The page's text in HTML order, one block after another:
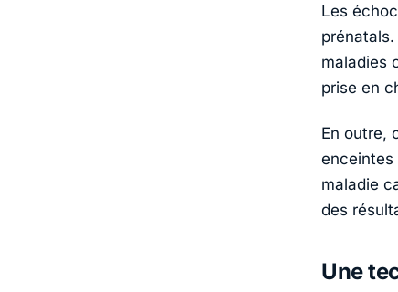
Les
maladies
prise en
En outre,
enceintes
maladie
des
Une